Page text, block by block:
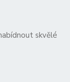
skvělé